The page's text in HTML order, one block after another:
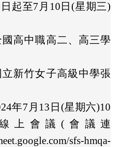
起至7月10日(星期三)
高中職高二、高三學
新竹女子高級中學張
年7月13日(星期六)10
上會議(會議連
sfs-hmqa-